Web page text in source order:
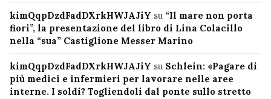
kimQqpDzdFadDXrkHWJAJiY su “Il mare non porta
fiori”, la presentazione del libro di Lina Colacillo
nella “sua” Castiglione Messer Marino
kimQqpDzdFadDXrkHWJAJiY su Schlein: «Pagare di
più medici e infermieri per lavorare nelle aree
interne. I soldi? Togliendoli dal ponte sullo stretto